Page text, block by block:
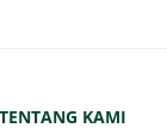
TENTANG KAMI